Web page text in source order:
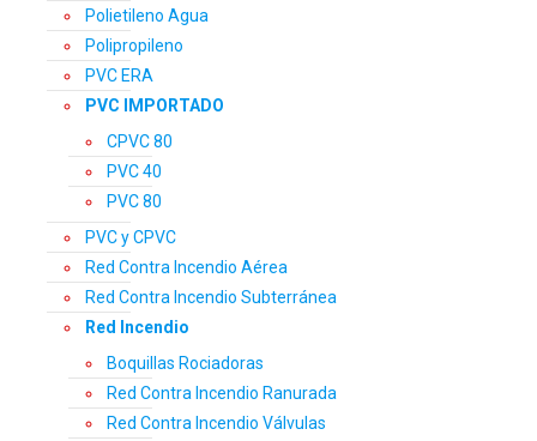
Polietileno Agua
Polipropileno
PVC ERA
PVC IMPORTADO
CPVC 80
PVC 40
PVC 80
PVC y CPVC
Red Contra Incendio Aérea
Red Contra Incendio Subterránea
Red Incendio
Boquillas Rociadoras
Red Contra Incendio Ranurada
Red Contra Incendio Válvulas